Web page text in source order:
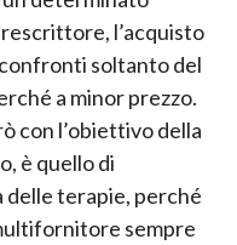
l’acquisto
soltanto del
a minor prezzo.
con l’obiettivo della
è quello di
delle terapie, perché
sempre